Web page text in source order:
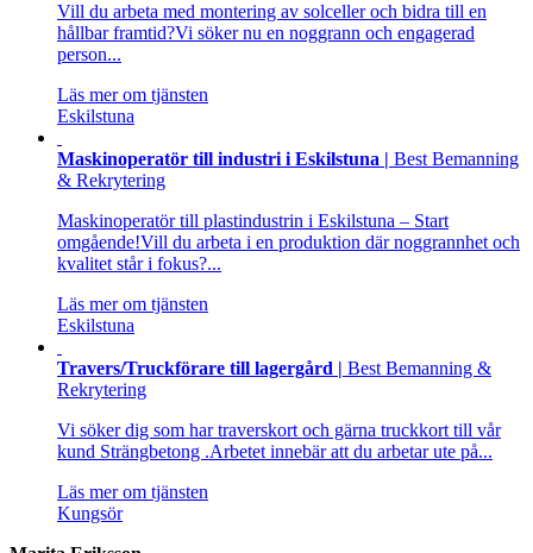
Vill du arbeta med montering av solceller och bidra till en
hållbar framtid?Vi söker nu en noggrann och engagerad
person...
Läs mer om tjänsten
Eskilstuna
Maskinoperatör till industri i Eskilstuna | Best Bemanning
& Rekrytering
Maskinoperatör till plastindustrin i Eskilstuna – Start
omgående!Vill du arbeta i en produktion där noggrannhet och
kvalitet står i fokus?...
Läs mer om tjänsten
Eskilstuna
Travers/Truckförare till lagergård | Best Bemanning &
Rekrytering
Vi söker dig som har traverskort och gärna truckkort till vår
kund Strängbetong .Arbetet innebär att du arbetar ute på...
Läs mer om tjänsten
Kungsör